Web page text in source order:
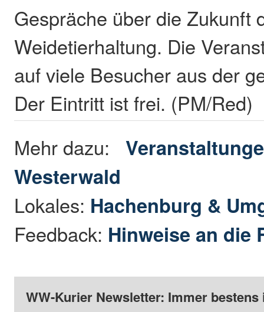
Gespräche über die Zukunft
Weidetierhaltung. Die
auf viele Besucher aus der
Der Eintritt ist frei. (PM/Red)
Mehr dazu:
Westerwald
Lokales: Hachenburg &
Feedback: Hinweise an die
WW-Kurier Newsletter: Immer